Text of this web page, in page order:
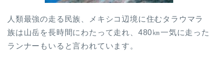
人類最強の走る民族、メキシコ辺境に住むタラウマラ
族は山岳を長時間にわたって走れ、480㎞一気に走った
ランナーもいると言われています。